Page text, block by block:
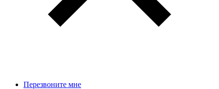
Перезвоните мне